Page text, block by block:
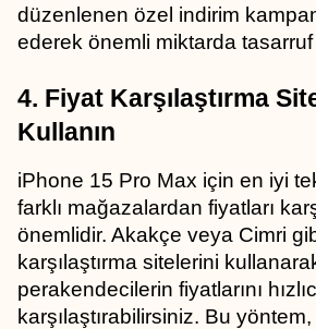
düzenlenen özel indirim
ederek önemli miktarda
4. Fiyat Karşılaştırma
Kullanın
iPhone 15 Pro Max için en iyi
farklı mağazalardan fiyatları
önemlidir. Akakçe veya Cimri
karşılaştırma sitelerini
perakendecilerin fiyatlarını
karşılaştırabilirsiniz. Bu